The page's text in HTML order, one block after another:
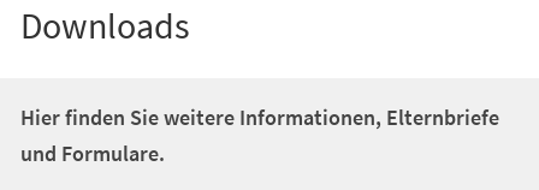
Downloads
Hier finden Sie weitere Informationen, Elternbriefe
und Formulare.